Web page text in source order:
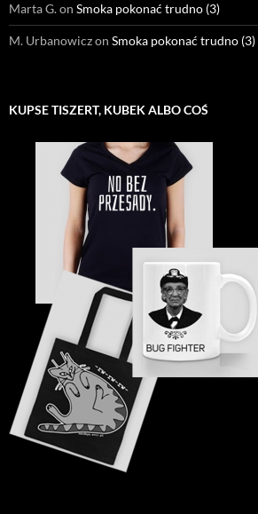
Marta G.on Smoka pokonać trudno (3)
M. Urbanowiczon Smoka pokonać trudno (3)
KUPSE TISZERT, KUBEK ALBO COŚ